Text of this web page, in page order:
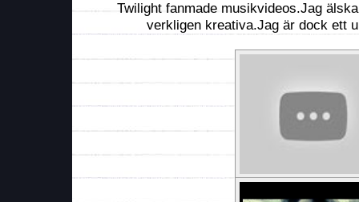
Twilight fanmade musikvideos.Jag
verkligen kreativa.Jag är dock ett